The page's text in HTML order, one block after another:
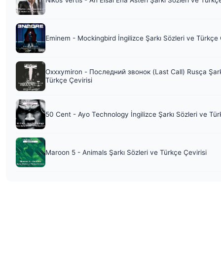
Eminem - Mockingbird İngilizce Şarkı Sözleri ve Türkçe
Oxxxymiron - Последний звонок (Last Call) Rusça
Türkçe Çevirisi
50 Cent - Ayo Technology İngilizce Şarkı Sözleri ve
Maroon 5 - Animals Şarkı Sözleri ve Türkçe Çevirisi